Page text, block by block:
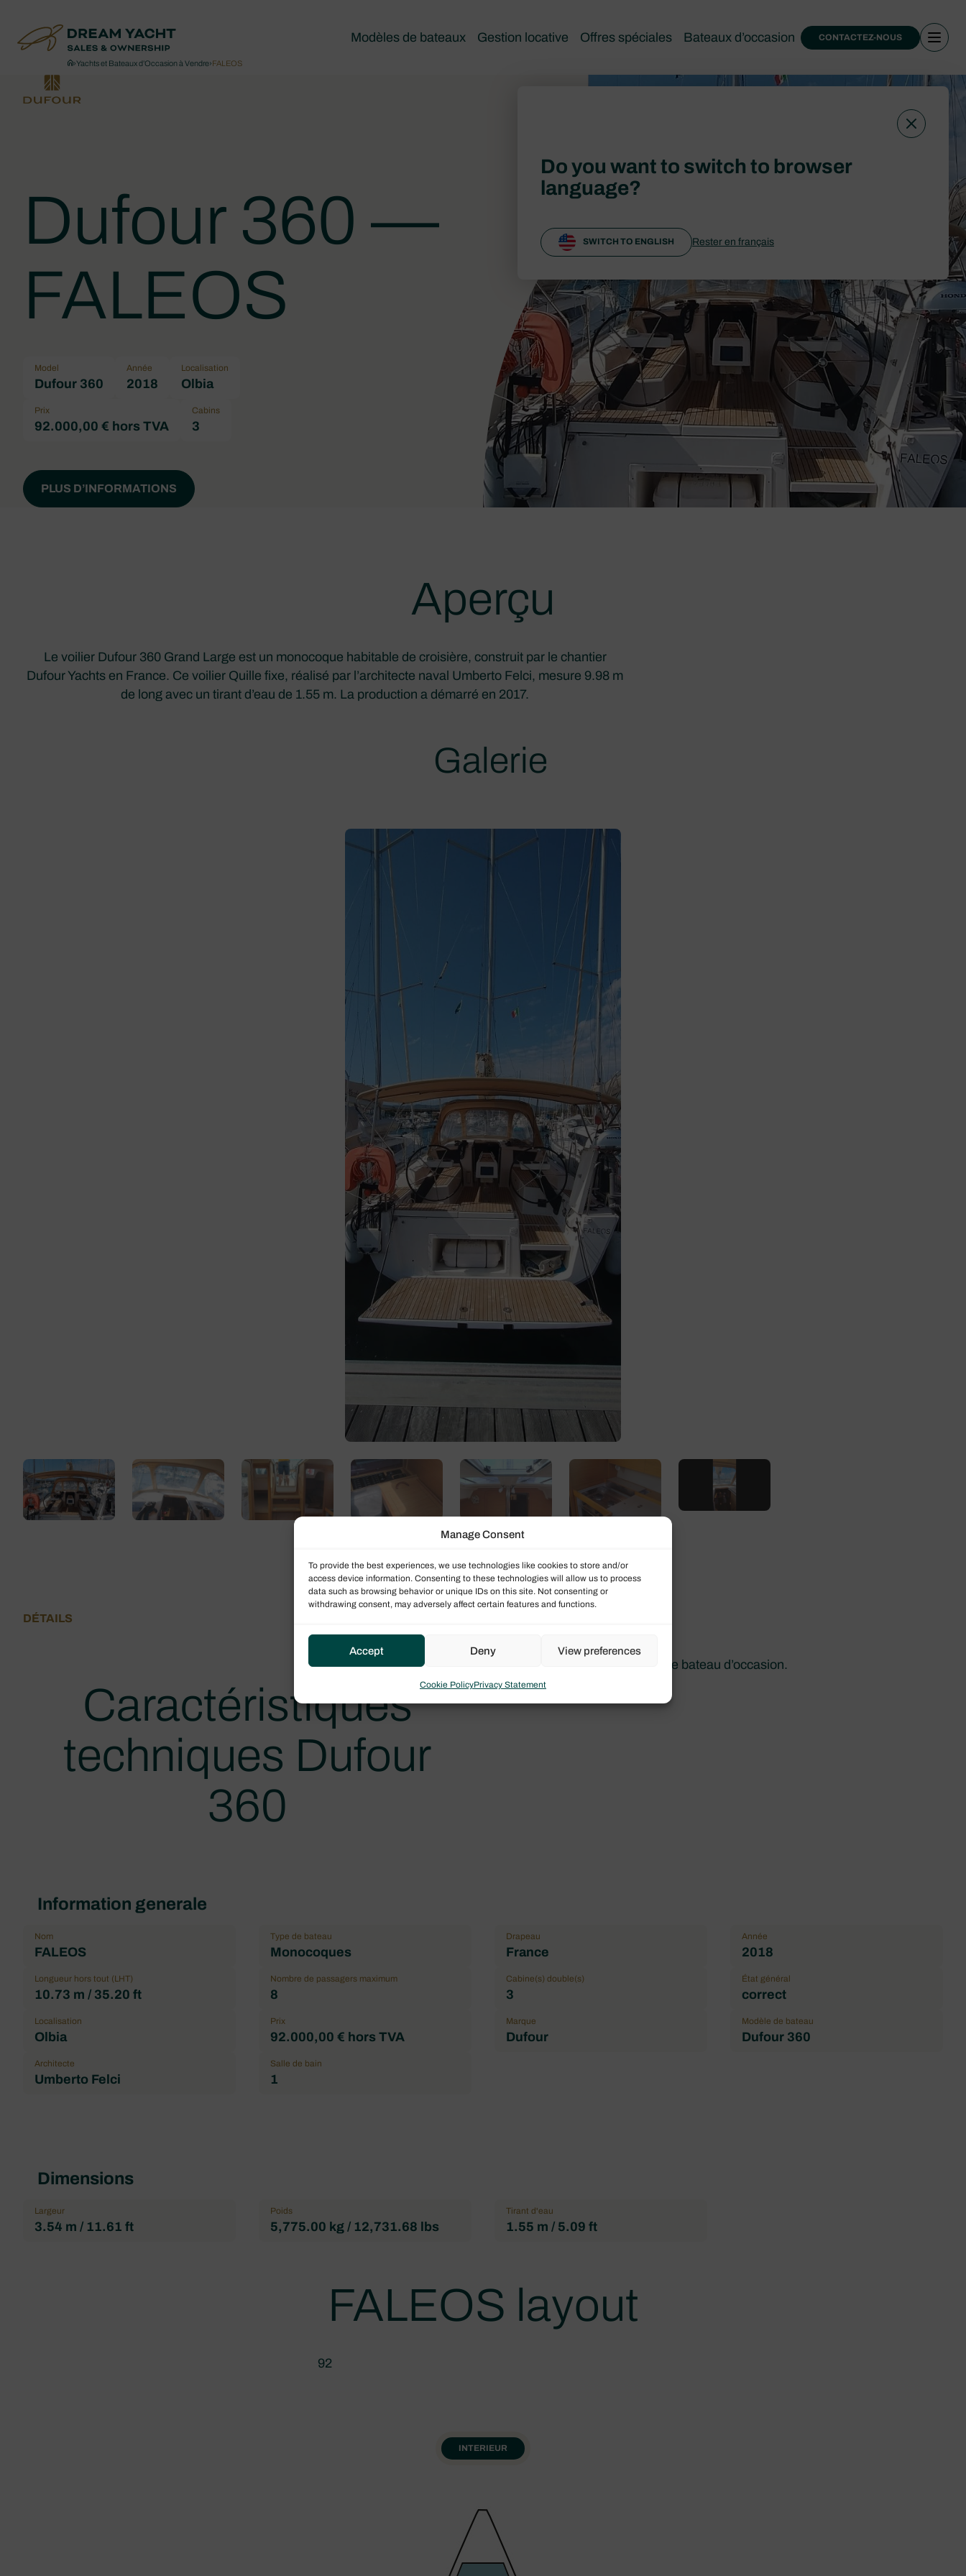
Manage Consent
To provide the best experiences, we use technologies like cookies to store and/or
access device information. Consenting to these technologies will allow us to process
data such as browsing behavior or unique IDs on this site. Not consenting or
withdrawing consent, may adversely affect certain features and functions.
Accept Deny View preferences
Cookie PolicyPrivacy Statement
Modèles de bateaux Gestion locative Offres spéciales Bateaux d’occasion CONTACTEZ-NOUS
›Yachts et Bateaux d’Occasion à Vendre›FALEOS
Dufour 360 —
FALEOS
Model
Dufour 360
Année
2018
Localisation
Olbia
Prix
92.000,00 € hors TVA
Cabins
3
PLUS D’INFORMATIONS
Aperçu
Le voilier Dufour 360 Grand Large est un monocoque habitable de croisière, construit par le chantier
Dufour Yachts en France. Ce voilier Quille fixe, réalisé par l’architecte naval Umberto Felci, mesure 9.98 m
de long avec un tirant d’eau de 1.55 m. La production a démarré en 2017.
Galerie
DÉTAILS
Caractéristiques
techniques Dufour
360
Explorez les spécifications de ce bateau d’occasion.
Information generale
Nom
FALEOS
Type de bateau
Monocoques
Drapeau
France
Année
2018
Longueur hors tout (LHT)
10.73 m / 35.20 ft
Nombre de passagers maximum
8
Cabine(s) double(s)
3
État général
correct
Localisation
Olbia
Prix
92.000,00 € hors TVA
Marque
Dufour
Modèle de bateau
Dufour 360
Architecte
Umberto Felci
Salle de bain
1
Dimensions
Largeur
3.54 m / 11.61 ft
Poids
5,775.00 kg / 12,731.68 lbs
Tirant d'eau
1.55 m / 5.09 ft
FALEOS layout
92
INTERIEUR
Do you want to switch to browser
language?
SWITCH TO ENGLISH Rester en français